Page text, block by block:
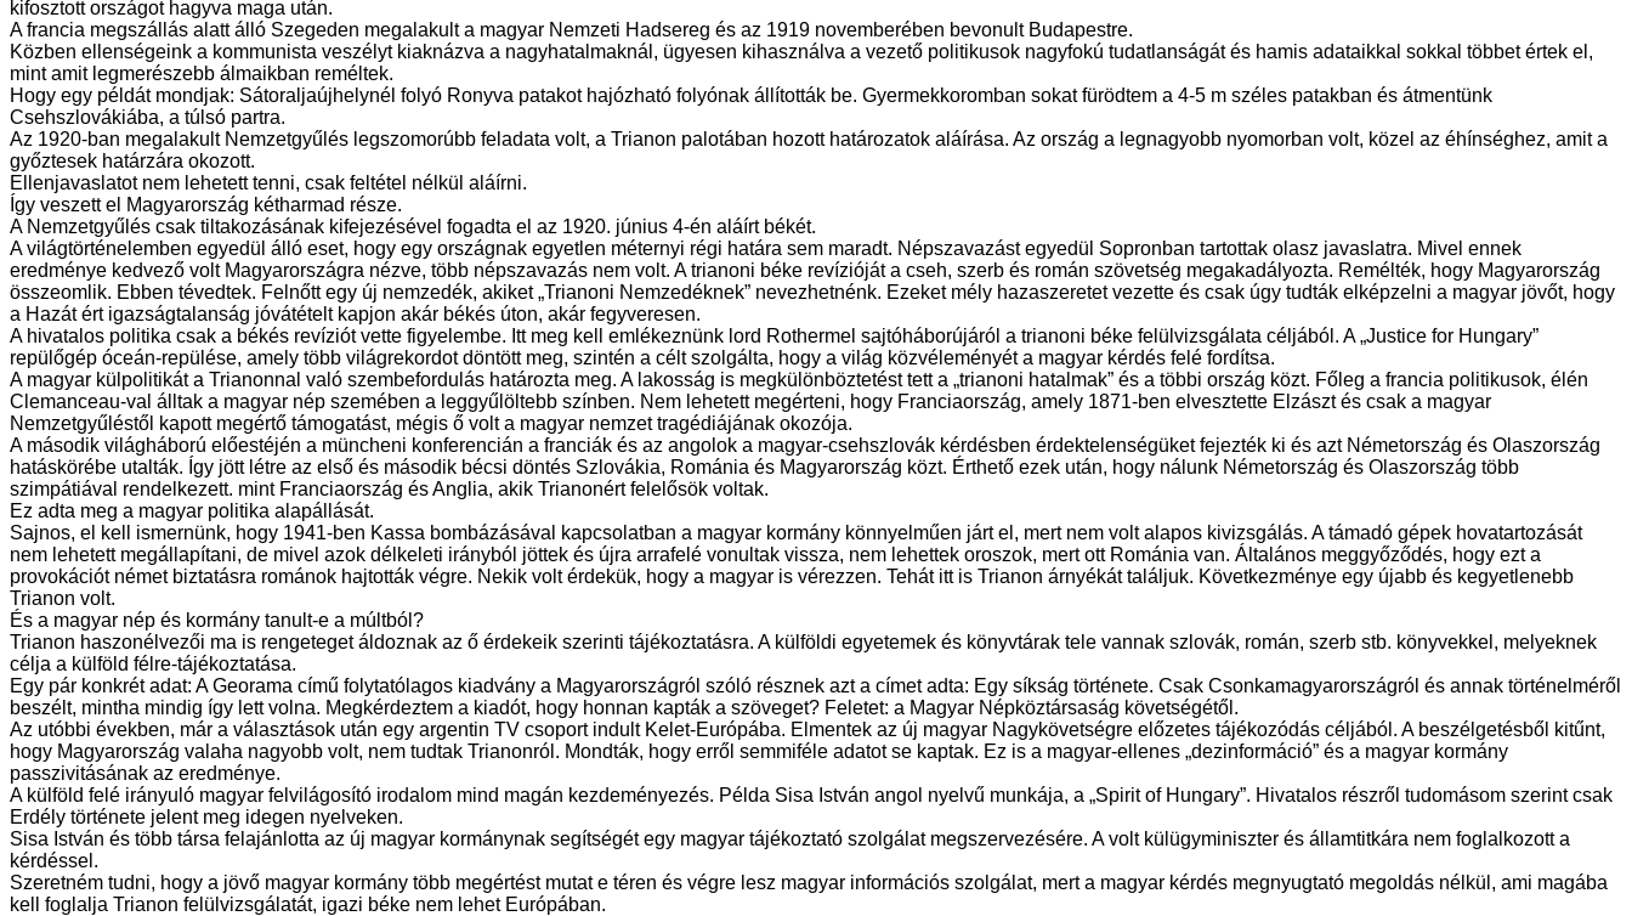
kifosztott országot hagyva maga után.
A francia megszállás alatt álló Szegeden megalakult a magyar Nemzeti Hadsereg és az 1919 novemberében bevonult Budapestre.
Közben ellenségeink a kommunista veszélyt kiaknázva a nagyhatalmaknál, ügyesen kihasználva a vezető politikusok nagyfokú tudatlanságát és hamis adataikkal sokkal többet értek el,
mint amit legmerészebb álmaikban reméltek.
Hogy egy példát mondjak: Sátoraljaújhelynél folyó Ronyva patakot hajózható folyónak állították be. Gyermekkoromban sokat fürödtem a 4-5 m széles patakban és átmentünk
Csehszlovákiába, a túlsó partra.
Az 1920-ban megalakult Nemzetgyűlés legszomorúbb feladata volt, a Trianon palotában hozott határozatok aláírása. Az ország a legnagyobb nyomorban volt, közel az éhínséghez, amit a
győztesek határzára okozott.
Ellenjavaslatot nem lehetett tenni, csak feltétel nélkül aláírni.
Így veszett el Magyarország kétharmad része.
A Nemzetgyűlés csak tiltakozásának kifejezésével fogadta el az 1920. június 4-én aláírt békét.
A világtörténelemben egyedül álló eset, hogy egy országnak egyetlen méternyi régi határa sem maradt. Népszavazást egyedül Sopronban tartottak olasz javaslatra. Mivel ennek
eredménye kedvező volt Magyarországra nézve, több népszavazás nem volt. A trianoni béke revízióját a cseh, szerb és román szövetség megakadályozta. Remélték, hogy Magyarország
összeomlik. Ebben tévedtek. Felnőtt egy új nemzedék, akiket „Trianoni Nemzedéknek” nevezhetnénk. Ezeket mély hazaszeretet vezette és csak úgy tudták elképzelni a magyar jövőt, hogy
a Hazát ért igazságtalanság jóvátételt kapjon akár békés úton, akár fegyveresen.
A hivatalos politika csak a békés revíziót vette figyelembe. Itt meg kell emlékeznünk lord Rothermel sajtóháborújáról a trianoni béke felülvizsgálata céljából. A „Justice for Hungary”
repülőgép óceán-repülése, amely több világrekordot döntött meg, szintén a célt szolgálta, hogy a világ közvéleményét a magyar kérdés felé fordítsa.
A magyar külpolitikát a Trianonnal való szembefordulás határozta meg. A lakosság is megkülönböztetést tett a „trianoni hatalmak” és a többi ország közt. Főleg a francia politikusok, élén
Clemanceau-val álltak a magyar nép szemében a leggyűlöltebb színben. Nem lehetett megérteni, hogy Franciaország, amely 1871-ben elvesztette Elzászt és csak a magyar
Nemzetgyűléstől kapott megértő támogatást, mégis ő volt a magyar nemzet tragédiájának okozója.
A második világháború előestéjén a müncheni konferencián a franciák és az angolok a magyar-csehszlovák kérdésben érdektelenségüket fejezték ki és azt Németország és Olaszország
hatáskörébe utalták. Így jött létre az első és második bécsi döntés Szlovákia, Románia és Magyarország közt. Érthető ezek után, hogy nálunk Németország és Olaszország több
szimpátiával rendelkezett. mint Franciaország és Anglia, akik Trianonért felelősök voltak.
Ez adta meg a magyar politika alapállását.
Sajnos, el kell ismernünk, hogy 1941-ben Kassa bombázásával kapcsolatban a magyar kormány könnyelműen járt el, mert nem volt alapos kivizsgálás. A támadó gépek hovatartozását
nem lehetett megállapítani, de mivel azok délkeleti irányból jöttek és újra arrafelé vonultak vissza, nem lehettek oroszok, mert ott Románia van. Általános meggyőződés, hogy ezt a
provokációt német biztatásra románok hajtották végre. Nekik volt érdekük, hogy a magyar is vérezzen. Tehát itt is Trianon árnyékát találjuk. Következménye egy újabb és kegyetlenebb
Trianon volt.
És a magyar nép és kormány tanult-e a múltból?
Trianon haszonélvezői ma is rengeteget áldoznak az ő érdekeik szerinti tájékoztatásra. A külföldi egyetemek és könyvtárak tele vannak szlovák, román, szerb stb. könyvekkel, melyeknek
célja a külföld félre-tájékoztatása.
Egy pár konkrét adat: A Georama című folytatólagos kiadvány a Magyarországról szóló résznek azt a címet adta: Egy síkság története. Csak Csonkamagyarországról és annak történelméről
beszélt, mintha mindig így lett volna. Megkérdeztem a kiadót, hogy honnan kapták a szöveget? Feletet: a Magyar Népköztársaság követségétől.
Az utóbbi években, már a választások után egy argentin TV csoport indult Kelet-Európába. Elmentek az új magyar Nagykövetségre előzetes tájékozódás céljából. A beszélgetésből kitűnt,
hogy Magyarország valaha nagyobb volt, nem tudtak Trianonról. Mondták, hogy erről semmiféle adatot se kaptak. Ez is a magyar-ellenes „dezinformáció” és a magyar kormány
passzivitásának az eredménye.
A külföld felé irányuló magyar felvilágosító irodalom mind magán kezdeményezés. Példa Sisa István angol nyelvű munkája, a „Spirit of Hungary”. Hivatalos részről tudomásom szerint csak
Erdély története jelent meg idegen nyelveken.
Sisa István és több társa felajánlotta az új magyar kormánynak segítségét egy magyar tájékoztató szolgálat megszervezésére. A volt külügyminiszter és államtitkára nem foglalkozott a
kérdéssel.
Szeretném tudni, hogy a jövő magyar kormány több megértést mutat e téren és végre lesz magyar információs szolgálat, mert a magyar kérdés megnyugtató megoldás nélkül, ami magába
kell foglalja Trianon felülvizsgálatát, igazi béke nem lehet Európában.